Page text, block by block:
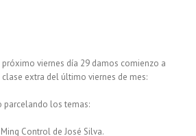
viernes día 29 damos comienzo a
extra del último viernes de mes:
parcelando los temas:
Control de José Silva.